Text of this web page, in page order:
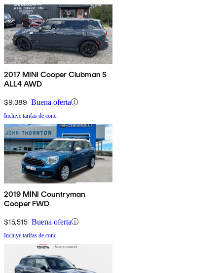
2017 MINI Cooper Clubman S
ALL4 AWD
$9,389 Buena oferta
Incluye tarifas de conc.
2019 MINI Countryman
Cooper FWD
$15,515 Buena oferta
Incluye tarifas de conc.